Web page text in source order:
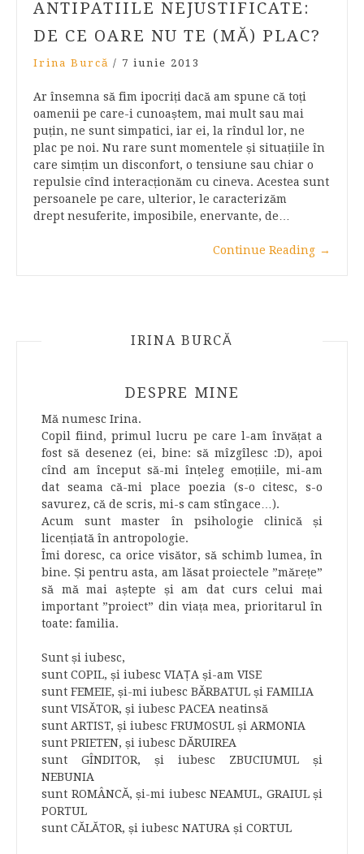
ANTIPATIILE NEJUSTIFICATE:
DE CE OARE NU TE (MĂ) PLAC?
Irina Burcă / 7 iunie 2013
Ar însemna să fim ipocriți dacă am spune că toți
oamenii pe care-i cunoaștem, mai mult sau mai
puțin, ne sunt simpatici, iar ei, la rîndul lor, ne
plac pe noi. Nu rare sunt momentele și situațiile în
care simțim un disconfort, o tensiune sau chiar o
repulsie cînd interacționăm cu cineva. Acestea sunt
persoanele pe care, ulterior, le caracterizăm
drept nesuferite, imposibile, enervante, de…
Continue Reading →
IRINA BURCĂ
DESPRE MINE
Mă numesc Irina.
Copil fiind, primul lucru pe care l-am învățat a
fost să desenez (ei, bine: să mîzgîlesc :D), apoi
cînd am început să-mi înțeleg emoțiile, mi-am
dat seama că-mi place poezia (s-o citesc, s-o
savurez, că de scris, mi-s cam stîngace…).
Acum sunt master în psihologie clinică și
licențiată în antropologie.
Îmi doresc, ca orice visător, să schimb lumea, în
bine. Și pentru asta, am lăsat proiectele ”mărețe”
să mă mai aștepte și am dat curs celui mai
important ”proiect” din viața mea, prioritarul în
toate: familia.
Sunt și iubesc,
sunt COPIL, și iubesc VIAȚA și-am VISE
sunt FEMEIE, și-mi iubesc BĂRBATUL și FAMILIA
sunt VISĂTOR, și iubesc PACEA neatinsă
sunt ARTIST, și iubesc FRUMOSUL și ARMONIA
sunt PRIETEN, și iubesc DĂRUIREA
sunt GÎNDITOR, și iubesc ZBUCIUMUL și
NEBUNIA
sunt ROMÂNCĂ, și-mi iubesc NEAMUL, GRAIUL și
PORTUL
sunt CĂLĂTOR, și iubesc NATURA și CORTUL